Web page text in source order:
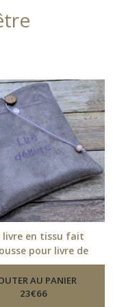
livre en tissu fait
pour livre de
tissu simili cuir
délivre -Pochette
Personnalisé Protège
AU PANIER
23€66